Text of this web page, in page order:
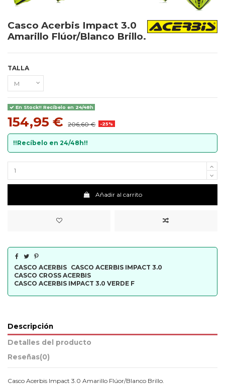
Casco Acerbis Impact 3.0
Amarillo Flúor/Blanco Brillo.
TALLA
En Stock!! Recíbelo en 24/48h
154,95 € 206,60 € -25%
!!Recíbelo en 24/48h!!
Añadir al carrito
CASCO ACERBIS CASCO ACERBIS IMPACT 3.0
CASCO CROSS ACERBIS
CASCO ACERBIS IMPACT 3.0 VERDE F
Descripción
Detalles del producto
Reseñas(0)
Casco Acerbis Impact 3.0 Amarillo Flúor/Blanco Brillo.